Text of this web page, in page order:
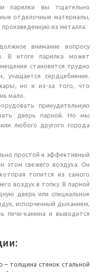
парилки вы тщательно
отделочные материалы,
из металла.
внимание вопросу
В итоге парилка может
становится трудно
сердцебиение.
но и из-за того, что
мало.
принудительную
дверь парной. Но мы
любого другого города
простой и эффективный
этом свежего воздуха. Он
топится из самого
воздух в топку. В парной
дверь или специальное
испорченный дыханием,
печи-камина и выводится
толщина стенок стальной